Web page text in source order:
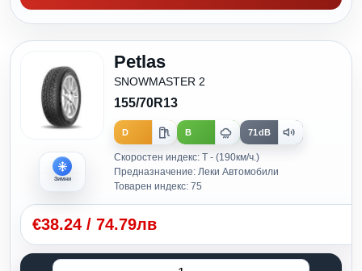
Зимни
Petlas
SNOWMASTER 2
155/70R13
D B 71dB
Скоростен индекс: T - (190км/ч.)
Предназначение: Леки Автомобили
Товарен индекс: 75
€38.24 / 74.79лв